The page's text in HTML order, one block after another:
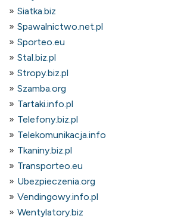
Siatka.biz
Spawalnictwo.net.pl
Sporteo.eu
Stal.biz.pl
Stropy.biz.pl
Szamba.org
Tartaki.info.pl
Telefony.biz.pl
Telekomunikacja.info
Tkaniny.biz.pl
Transporteo.eu
Ubezpieczenia.org
Vendingowy.info.pl
Wentylatory.biz